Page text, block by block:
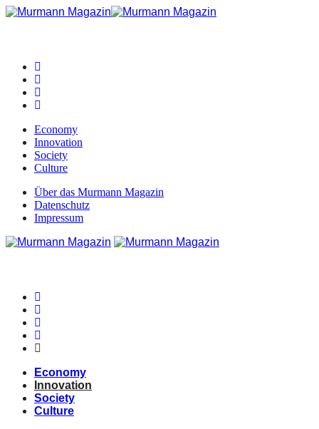
Economy
Innovation
Society
Culture
Über das Murmann Magazin
Datenschutz
Impressum
Economy
Innovation
Society
Culture